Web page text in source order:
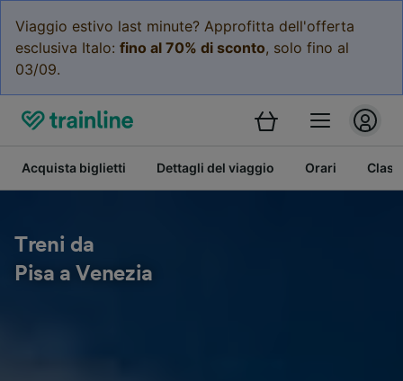
Viaggio estivo last minute? Approfitta dell'offerta
esclusiva Italo: fino al 70% di sconto, solo fino al
03/09.
Acquista biglietti Dettagli del viaggio Orari
Treni da
Pisa a Venezia